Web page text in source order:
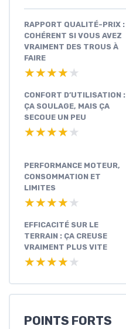
RAPPORT QUALITÉ-PRIX :
COHÉRENT SI VOUS AVEZ
VRAIMENT DES TROUS À
FAIRE
★★★★★
★★★★★
CONFORT D’UTILISATION :
ÇA SOULAGE, MAIS ÇA
SECOUE UN PEU
★★★★★
★★★★★
PERFORMANCE MOTEUR,
CONSOMMATION ET
LIMITES
★★★★★
★★★★★
EFFICACITÉ SUR LE
TERRAIN : ÇA CREUSE
VRAIMENT PLUS VITE
★★★★★
★★★★★
POINTS FORTS